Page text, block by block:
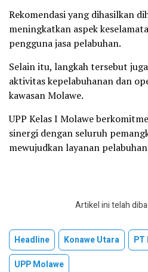
Rekomendasi yang dihasilkan
meningkatkan aspek
pengguna jasa pelabuhan.
Selain itu, langkah tersebut
aktivitas kepelabuhanan dan
kawasan Molawe.
UPP Kelas I Molawe
sinergi dengan seluruh
mewujudkan layanan
Artikel ini telah
Headline Konawe Utara
PT
UPP Molawe